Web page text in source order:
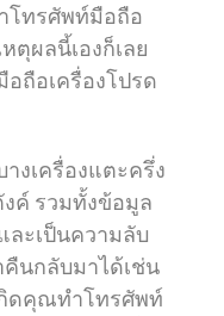
โทรศัพท์มือถือ
ตุผลนี้เองก็เลย
อถือเครื่องโปรด
งเครื่องแตะครึ่ง
ค์ รวมทั้งข้อมูล
ะเป็นความลับ
คืนกลับมาได้เช่น
ดคุณทำโทรศัพท์